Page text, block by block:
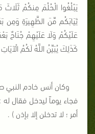
يَبْلُغُوا الْحُلُمَ مِنكُمْ
ثِيَابَكُم مِّنَ الظَّهِيرَةِ وَمِن
عَلَيْكُمْ وَلَا عَلَيْهِمْ جُنَاحٌ
كَذَلِكَ يُبَيِّنُ اللَّهُ لَكُمُ
وكان أنس خادم النبي
فجاء يوماً ليدخل فقال
أمر ؛ لا تدخلن إلا بإذن ) .